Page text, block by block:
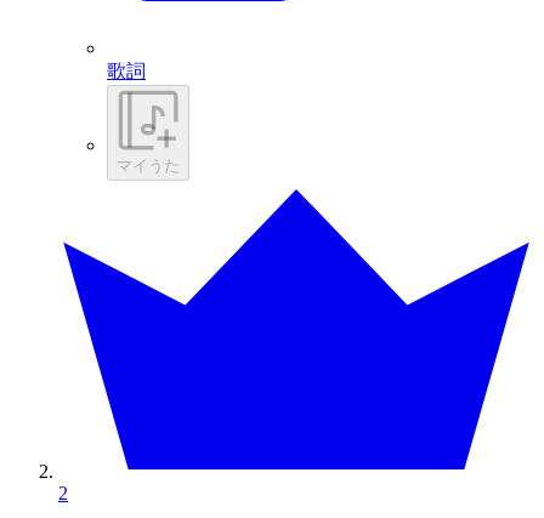
歌詞
マイうた
2